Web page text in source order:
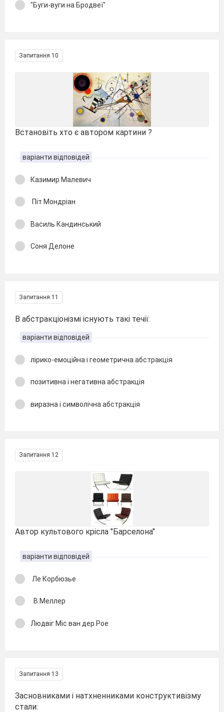
"Буги-вуги на Бродвеї"
Запитання 10
Встановіть хто є автором картини ?
варіанти відповідей
Казимир Малевич
Піт Мондріан
Василь Кандинський
Соня Делоне
Запитання 11
В абстракціонізмі існують такі течії:
варіанти відповідей
лірико-емоційна і геометрична абстракція
позитивна і негативна абстракція
виразна і символічна абстракція
Запитання 12
Автор культового крісла "Барселона"
варіанти відповідей
Ле Корбюзье
В.Меллер
Людвіг Міс ван дер Рое
Запитання 13
Засновниками і натхненниками конструктивізму
стали: